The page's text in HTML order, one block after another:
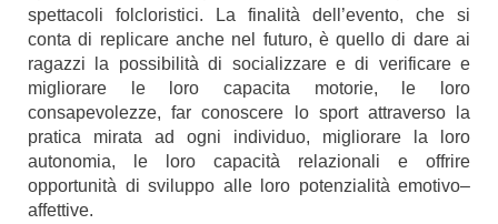
spettacoli folcloristici. La finalità dell’evento, che si
conta di replicare anche nel futuro, è quello di dare ai
ragazzi la possibilità di socializzare e di verificare e
migliorare le loro capacita motorie, le loro
consapevolezze, far conoscere lo sport attraverso la
pratica mirata ad ogni individuo, migliorare la loro
autonomia, le loro capacità relazionali e offrire
opportunità di sviluppo alle loro potenzialità emotivo–
affettive.